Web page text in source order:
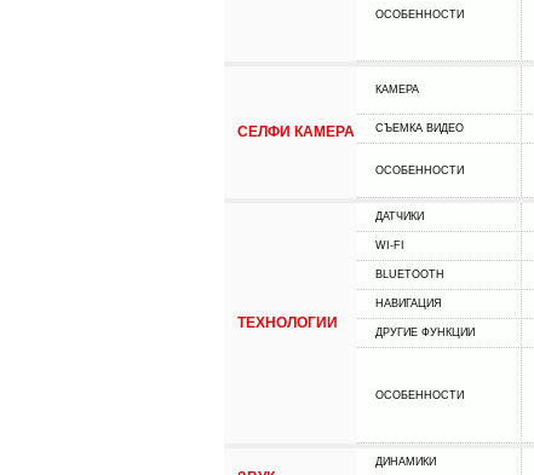
ОСОБЕННОСТИ
СЕЛФИ КАМЕРА
КАМЕРА
СЪЕМКА ВИДЕО
ОСОБЕННОСТИ
ТЕХНОЛОГИИ
ДАТЧИКИ
WI-FI
BLUETOOTH
НАВИГАЦИЯ
ДРУГИЕ ФУНКЦИИ
ОСОБЕННОСТИ
ДИНАМИКИ